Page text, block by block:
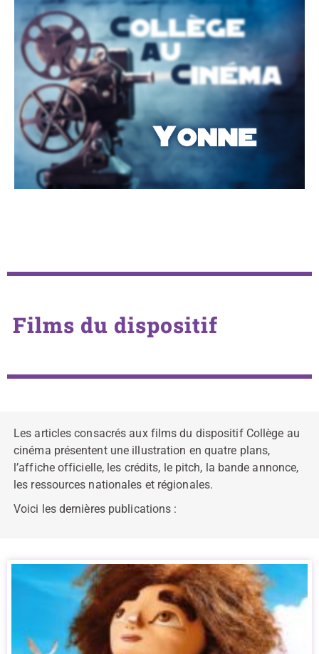
Films du dispositif
Les articles consacrés aux films du dispositif Collège au
cinéma présentent une illustration en quatre plans,
l’affiche officielle, les crédits, le pitch, la bande annonce,
les ressources nationales et régionales.
Voici les dernières publications :